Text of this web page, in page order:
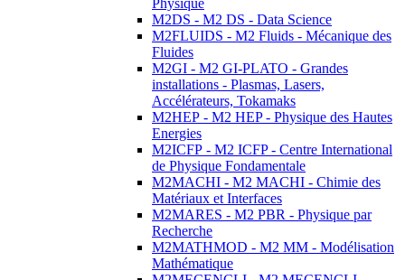
Physique
M2DS - M2 DS - Data Science
M2FLUIDS - M2 Fluids - Mécanique des
Fluides
M2GI - M2 GI-PLATO - Grandes
installations - Plasmas, Lasers,
Accélérateurs, Tokamaks
M2HEP - M2 HEP - Physique des Hautes
Energies
M2ICFP - M2 ICFP - Centre International
de Physique Fondamentale
M2MACHI - M2 MACHI - Chimie des
Matériaux et Interfaces
M2MARES - M2 PBR - Physique par
Recherche
M2MATHMOD - M2 MM - Modélisation
Mathématique